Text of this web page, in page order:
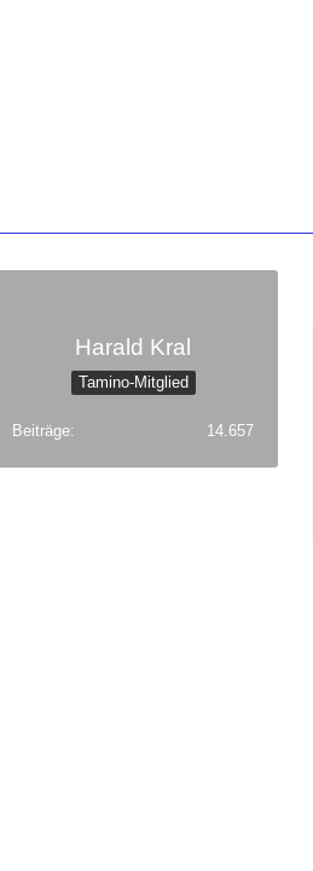
Harald Kral
Tamino-Mitglied
Beiträge 14.657